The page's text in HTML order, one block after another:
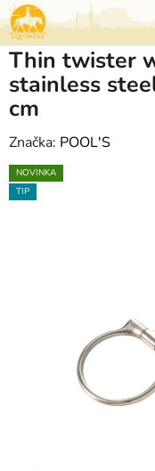
Přejít
na
obsah
Thin twister
stainless
cm
Značka: POOL'S
NOVINKA
TIP